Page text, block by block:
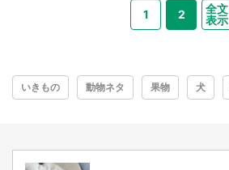
1 2
全文
表示
いきもの 動物ネタ 果物 犬